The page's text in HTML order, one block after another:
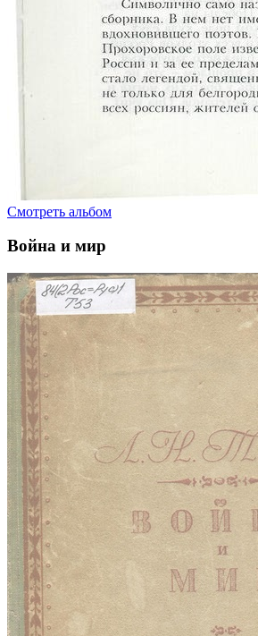
Смотреть альбом
Война и мир